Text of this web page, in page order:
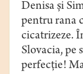
Denisa şi
pentru rana
cicatrizeze.
Slovacia, pe
perfecţie!